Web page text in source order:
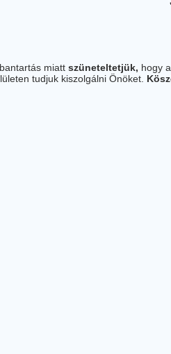
miatt szüneteltetjük, hogy
tudjuk kiszolgálni Önöket.